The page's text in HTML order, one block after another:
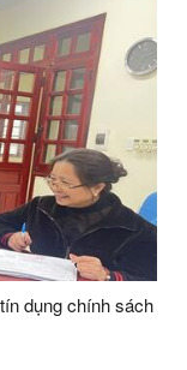
dụng chính sách